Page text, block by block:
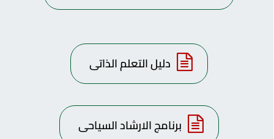
دليل التعلم الذاتى
برنامج الارشاد السياحى